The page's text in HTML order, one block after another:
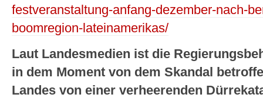
festveranstaltung-anfang-dezember-nach-
boomregion-lateinamerikas/
Laut Landesmedien ist die
in dem Moment von dem Skandal
Landes von einer verheerenden